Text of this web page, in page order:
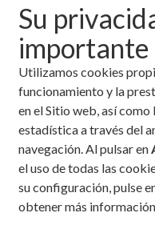
Su
importante
Utilizamos cookies
funcionamiento y la
en el Sitio web, así
estadística a través del
navegación. Al pulsar en
el uso de todas las
su configuración, pulse
obtener más
Fecha:1
Debido al gran interés
actualizar la información
la aplicación del Real
desarrollo, en el sistema
prestación económica
por cáncer u otra
por Diabetes tipo 1.
Para aquellos que no
que realizamos en mayo